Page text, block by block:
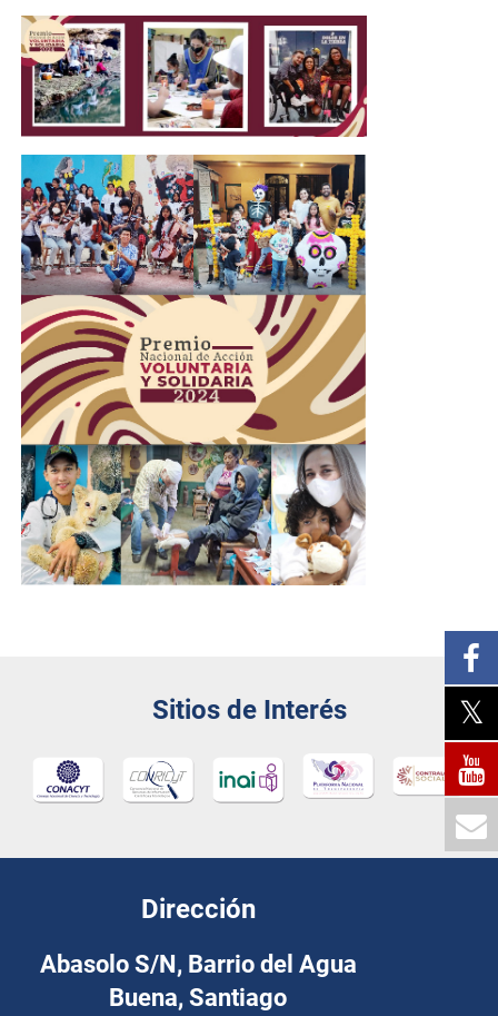
Sitios de Interés
Dirección
Abasolo S/N, Barrio del Agua
Buena, Santiago